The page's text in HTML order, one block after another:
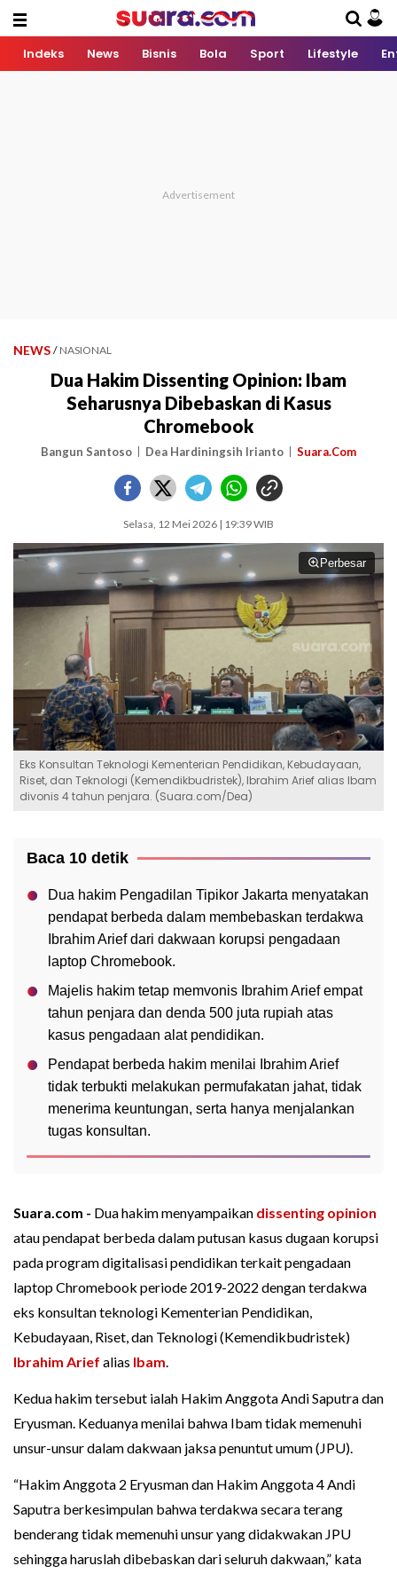
Indeks News Bisnis Bola Sport Lifestyle
NEWS / NASIONAL
Dua Hakim Dissenting Opinion: Ibam
Seharusnya Dibebaskan di Kasus
Chromebook
Bangun Santoso Dea Hardiningsih Irianto Suara.Com
Selasa, 12 Mei 2026 | 19:39 WIB
Perbesar
Eks Konsultan Teknologi Kementerian Pendidikan, Kebudayaan,
Riset, dan Teknologi (Kemendikbudristek), Ibrahim Arief alias Ibam
divonis 4 tahun penjara. (Suara.com/Dea)
Baca 10 detik
Dua hakim Pengadilan Tipikor Jakarta menyatakan
pendapat berbeda dalam membebaskan terdakwa
Ibrahim Arief dari dakwaan korupsi pengadaan
laptop Chromebook.
Majelis hakim tetap memvonis Ibrahim Arief empat
tahun penjara dan denda 500 juta rupiah atas
kasus pengadaan alat pendidikan.
Pendapat berbeda hakim menilai Ibrahim Arief
tidak terbukti melakukan permufakatan jahat, tidak
menerima keuntungan, serta hanya menjalankan
tugas konsultan.
Suara.com - Dua hakim menyampaikan dissenting opinion
atau pendapat berbeda dalam putusan kasus dugaan korupsi
pada program digitalisasi pendidikan terkait pengadaan
laptop Chromebook periode 2019-2022 dengan terdakwa
eks konsultan teknologi Kementerian Pendidikan,
Kebudayaan, Riset, dan Teknologi (Kemendikbudristek)
Ibrahim Arief alias Ibam.
Kedua hakim tersebut ialah Hakim Anggota Andi Saputra dan
Eryusman. Keduanya menilai bahwa Ibam tidak memenuhi
unsur-unsur dalam dakwaan jaksa penuntut umum (JPU).
“Hakim Anggota 2 Eryusman dan Hakim Anggota 4 Andi
Saputra berkesimpulan bahwa terdakwa secara terang
benderang tidak memenuhi unsur yang didakwakan JPU
sehingga haruslah dibebaskan dari seluruh dakwaan,” kata